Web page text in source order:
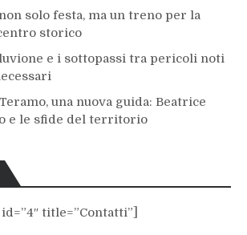
solo festa, ma un treno per la
storico
e i sottopassi tra pericoli noti
una nuova guida: Beatrice
e le sfide del territorio
title=”Contatti”]